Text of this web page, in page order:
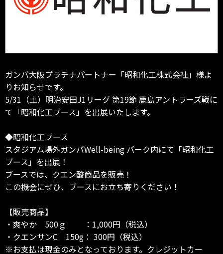
ガンバ大阪プラチナパートナー「昭和化工株式会社」様よ
りお知らせです。
5/31（土）明治安田J1リーグ 第19節 鹿島アントラーズ戦に
て「昭和化工ブース」を出展いたします。
◆昭和化工ブース
スタジアム場外ガンバWell-being パーク内にて「昭和化工
ブース」を出展！
ブースでは、クエン酸商品を販売！
この機会にぜひ、ブースにお立ち寄りください！
【販売商品】
・爽やか 500ｇ ：1,000円（税込）
・クエンサンC 150g： 300円（税込）
※お支払は現金のみとなっております。クレジットカー